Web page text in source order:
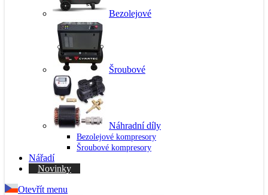
Bezolejové
Šroubové
Náhradní díly
Bezolejové kompresory
Šroubové kompresory
Nářadí
Novinky
Otevřít menu